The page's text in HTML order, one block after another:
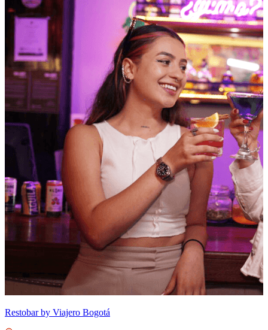
Restobar by Viajero Bogotá